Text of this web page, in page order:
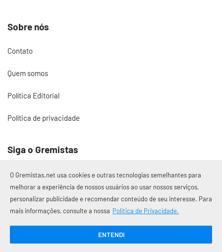
Sobre nós
Contato
Quem somos
Política Editorial
Política de privacidade
Siga o Gremistas
© 2017 – 2026 Gremistas.net
Gremistas.net — Porto Alegre/RS
O Gremistas.net usa cookies e outras tecnologias semelhantes para
melhorar a experiência de nossos usuários ao usar nossos serviços,
personalizar publicidade e recomendar conteúdo de seu interesse. Para
mais informações, consulte a nossa Política de Privacidade.
ENTENDI